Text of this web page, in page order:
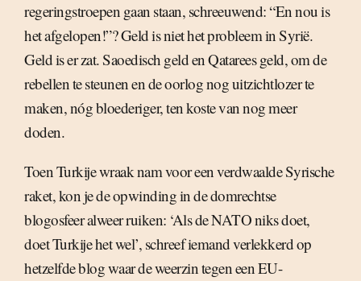
regeringstroepen gaan staan, schreeuwend: “En nou is
het afgelopen!”? Geld is niet het probleem in Syrië.
Geld is er zat. Saoedisch geld en Qatarees geld, om de
rebellen te steunen en de oorlog nog uitzichtlozer te
maken, nóg bloederiger, ten koste van nog meer
doden.
Toen Turkije wraak nam voor een verdwaalde Syrische
raket, kon je de opwinding in de domrechtse
blogosfeer alweer ruiken: ‘Als de NATO niks doet,
doet Turkije het wel’, schreef iemand verlekkerd op
hetzelfde blog waar de weerzin tegen een EU-